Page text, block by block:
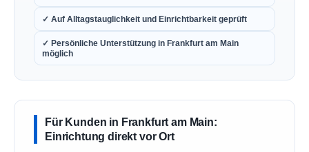
✓ Auf Alltagstauglichkeit und Einrichtbarkeit geprüft
✓ Persönliche Unterstützung in Frankfurt am Main
möglich
Für Kunden in Frankfurt am Main:
Einrichtung direkt vor Ort